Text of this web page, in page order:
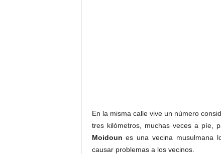
En la misma calle vive un número
tres kilómetros, muchas veces a píe,
Moidounes una vecina musulmana
causar problemas a los vecinos.